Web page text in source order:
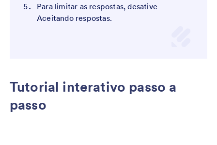
Para limitar as respostas, desative
Aceitando respostas.
Tutorial interativo passo a
passo